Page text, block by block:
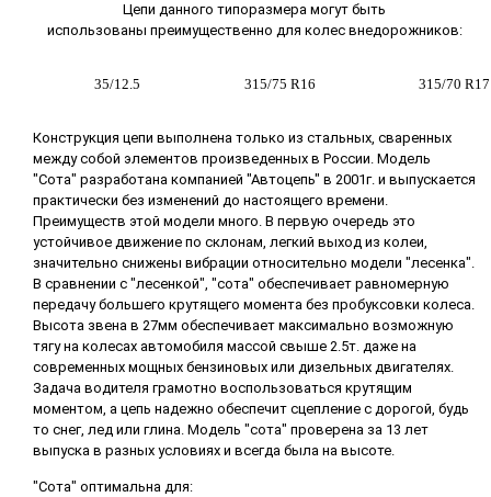
Цепи данного типоразмера могут быть
использованы преимущественно для колес внедорожников:
35/12.5 315/75 R16 315/70 R17
Конструкция цепи выполнена только из стальных, сваренных
между собой элементов произведенных в России. Модель
"Сота" разработана компанией "Автоцепь" в 2001г. и выпускается
практически без изменений до настоящего времени.
Преимуществ этой модели много. В первую очередь это
устойчивое движение по склонам, легкий выход из колеи,
значительно снижены вибрации относительно модели "лесенка".
В сравнении с "лесенкой", "сота" обеспечивает равномерную
передачу большего крутящего момента без пробуксовки колеса.
Высота звена в 27мм обеспечивает максимально возможную
тягу на колесах автомобиля массой свыше 2.5т. даже на
современных мощных бензиновых или дизельных двигателях.
Задача водителя грамотно воспользоваться крутящим
моментом, а цепь надежно обеспечит сцепление с дорогой, будь
то снег, лед или глина. Модель "сота" проверена за 13 лет
выпуска в разных условиях и всегда была на высоте.
"Сота" оптимальна для: